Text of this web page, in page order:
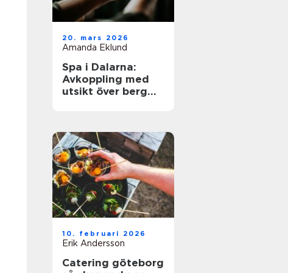
20. mars 2026
Amanda Eklund
Spa i Dalarna:
Avkoppling med
utsikt över berg
10. februari 2026
Erik Andersson
Catering göteborg